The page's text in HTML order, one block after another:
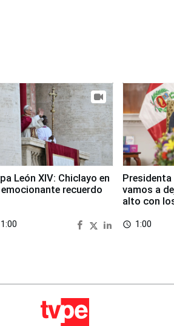
León XIV: Chiclayo en
recuerdo
1:00
vamos a
alto con
access_time 1:00